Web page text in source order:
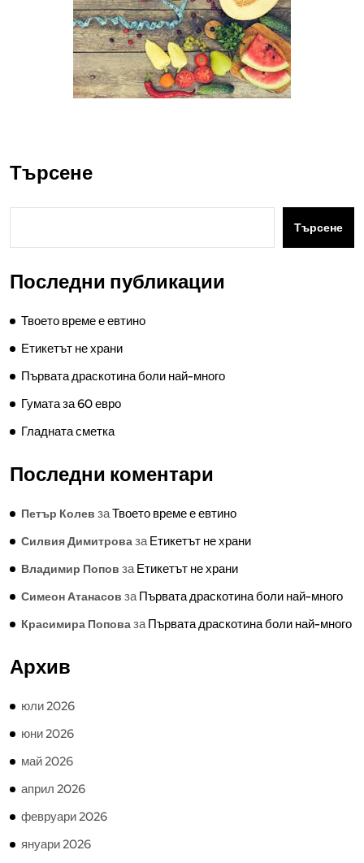
Търсене
Търсене
Последни публикации
Твоето време е евтино
Етикетът не храни
Първата драскотина боли най-много
Гумата за 60 евро
Гладната сметка
Последни коментари
Петър Колев заТвоето време е евтино
Силвия ДимитровазаЕтикетът не храни
Владимир Попов заЕтикетът не храни
Симеон Атанасов заПървата драскотина боли най-много
Красимира ПоповазаПървата драскотина боли най-много
Архив
юли 2026
юни 2026
май 2026
април 2026
февруари 2026
януари 2026